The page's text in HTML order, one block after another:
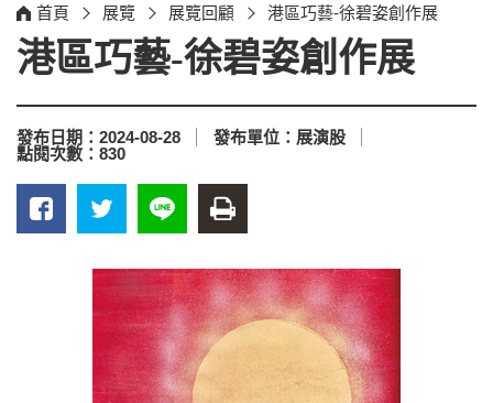
首頁 展覽 展覽回顧 港區巧藝-徐碧姿創作展
港區巧藝-徐碧姿創作展
發布日期： 2024-08-28 發布單位： 展演股
點閱次數： 830